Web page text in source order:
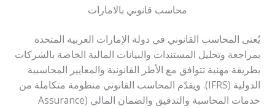
محاسب قانوني بالامارات
يُعنى المحاسب القانوني في دولة الإمارات العربية المتحدة
بمراجعة وتحليل المستندات والبيانات المالية الخاصة بالشركات
بطريقة مهنية تتوافق مع الأطر القانونية والمعايير المحاسبية
الدولية (IFRS). ويقدّم المحاسب القانوني منظومة متكاملة من
خدمات المحاسبة والتدقيق والضمان المالي (Assurance